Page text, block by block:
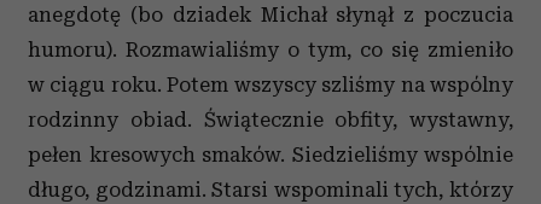
anegdotę (bo dziadek Michał słynął z poczucia
humoru). Rozmawialiśmy o tym, co się zmieniło
w ciągu roku. Potem wszyscy szliśmy na wspólny
rodzinny obiad. Świątecznie obfity, wystawny,
pełen kresowych smaków. Siedzieliśmy wspólnie
długo, godzinami. Starsi wspominali tych, którzy